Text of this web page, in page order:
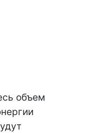
объем